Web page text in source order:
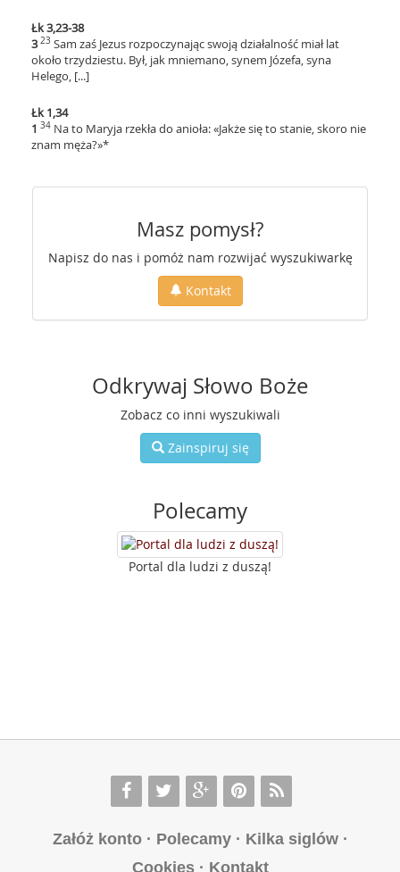
Łk 3,23-38
3 23 Sam zaś Jezus rozpoczynając swoją działalność miał lat
około trzydziestu. Był, jak mniemano, synem Józefa, syna
Helego, [...]
Łk 1,34
1 34 Na to Maryja rzekła do anioła: «Jakże się to stanie, skoro nie
znam męża?»*
Masz pomysł?
Napisz do nas i pomóż nam rozwijać wyszukiwarkę
Kontakt
Odkrywaj Słowo Boże
Zobacz co inni wyszukiwali
Zainspiruj się
Polecamy
Portal dla ludzi z duszą!
Załóż konto· Polecamy· Kilka siglów·
Cookies· Kontakt